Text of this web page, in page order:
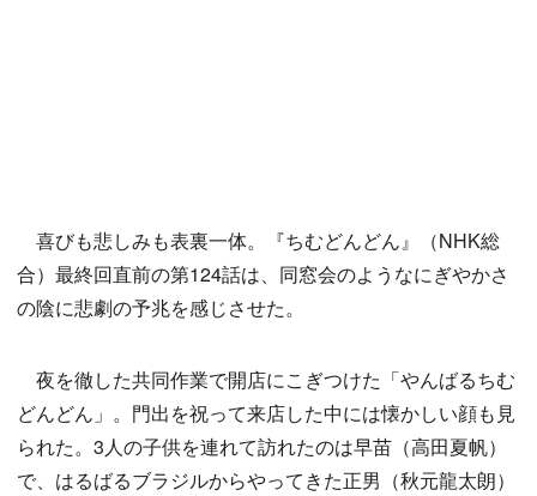
喜びも悲しみも表裏一体。『ちむどんどん』（NHK総
合）最終回直前の第124話は、同窓会のようなにぎやかさ
の陰に悲劇の予兆を感じさせた。
夜を徹した共同作業で開店にこぎつけた「やんばるちむ
どんどん」。門出を祝って来店した中には懐かしい顔も見
られた。3人の子供を連れて訪れたのは早苗（高田夏帆）
で、はるばるブラジルからやってきた正男（秋元龍太朗）